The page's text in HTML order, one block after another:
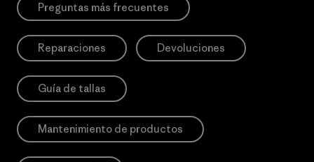
Preguntas más frecuentes
Reparaciones Devoluciones
Guía de tallas
Mantenimiento de productos